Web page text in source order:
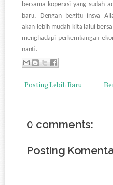
bersama koperasi yang sudah
baru. Dengan begitu insya
akan lebih mudah kita lalui
menghadapi perkembangan
nanti.
Posting Lebih Baru
0 comments:
Posting